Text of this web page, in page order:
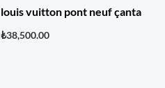
louis vuitton pont neuf çanta
₺38,500.00